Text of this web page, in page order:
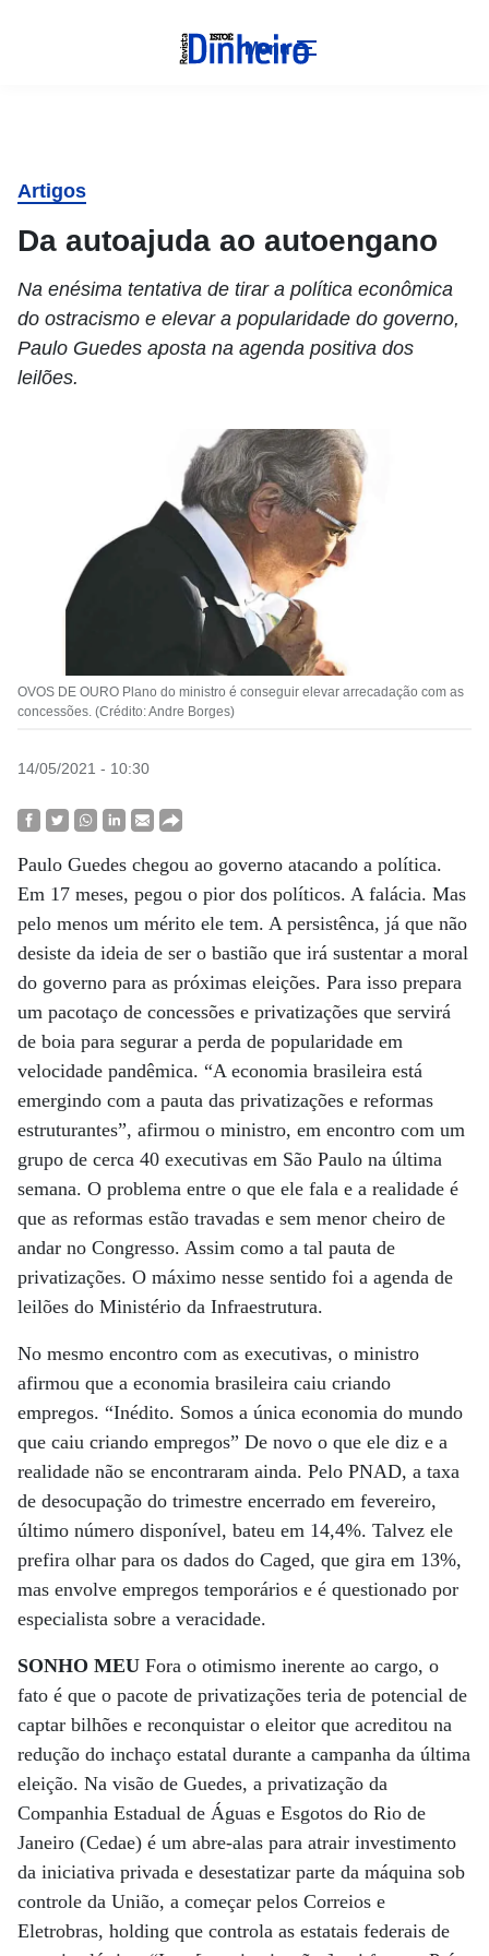
Menu
Artigos
Da autoajuda ao autoengano
Na enésima tentativa de tirar a política econômica
do ostracismo e elevar a popularidade do governo,
Paulo Guedes aposta na agenda positiva dos
leilões.
OVOS DE OURO Plano do ministro é conseguir elevar arrecadação com as
concessões. (Crédito: Andre Borges)
14/05/2021 - 10:30
Paulo Guedes chegou ao governo atacando a política.
Em 17 meses, pegou o pior dos políticos. A falácia. Mas
pelo menos um mérito ele tem. A persistênca, já que não
desiste da ideia de ser o bastião que irá sustentar a moral
do governo para as próximas eleições. Para isso prepara
um pacotaço de concessões e privatizações que servirá
de boia para segurar a perda de popularidade em
velocidade pandêmica. “A economia brasileira está
emergindo com a pauta das privatizações e reformas
estruturantes”, afirmou o ministro, em encontro com um
grupo de cerca 40 executivas em São Paulo na última
semana. O problema entre o que ele fala e a realidade é
que as reformas estão travadas e sem menor cheiro de
andar no Congresso. Assim como a tal pauta de
privatizações. O máximo nesse sentido foi a agenda de
leilões do Ministério da Infraestrutura.
No mesmo encontro com as executivas, o ministro
afirmou que a economia brasileira caiu criando
empregos. “Inédito. Somos a única economia do mundo
que caiu criando empregos” De novo o que ele diz e a
realidade não se encontraram ainda. Pelo PNAD, a taxa
de desocupação do trimestre encerrado em fevereiro,
último número disponível, bateu em 14,4%. Talvez ele
prefira olhar para os dados do Caged, que gira em 13%,
mas envolve empregos temporários e é questionado por
especialista sobre a veracidade.
SONHO MEU Fora o otimismo inerente ao cargo, o
fato é que o pacote de privatizações teria de potencial de
captar bilhões e reconquistar o eleitor que acreditou na
redução do inchaço estatal durante a campanha da última
eleição. Na visão de Guedes, a privatização da
Companhia Estadual de Águas e Esgotos do Rio de
Janeiro (Cedae) é um abre-alas para atrair investimento
da iniciativa privada e desestatizar parte da máquina sob
controle da União, a começar pelos Correios e
Eletrobras, holding que controla as estatais federais de